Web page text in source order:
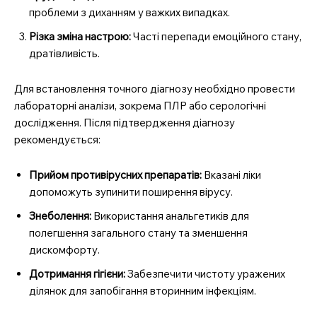
проблеми з диханням у важких випадках.
Різка зміна настрою:Часті перепади емоційного стану,
дратівливість.
Для встановлення точного діагнозу необхідно провести
лабораторні аналізи, зокрема ПЛР або серологічні
дослідження. Після підтвердження діагнозу
рекомендується:
Прийом противірусних препаратів: Вказані ліки
допоможуть зупинити поширення вірусу.
Знеболення: Використання анальгетиків для
полегшення загального стану та зменшення
дискомфорту.
Дотримання гігієни:Забезпечити чистоту уражених
ділянок для запобігання вторинним інфекціям.